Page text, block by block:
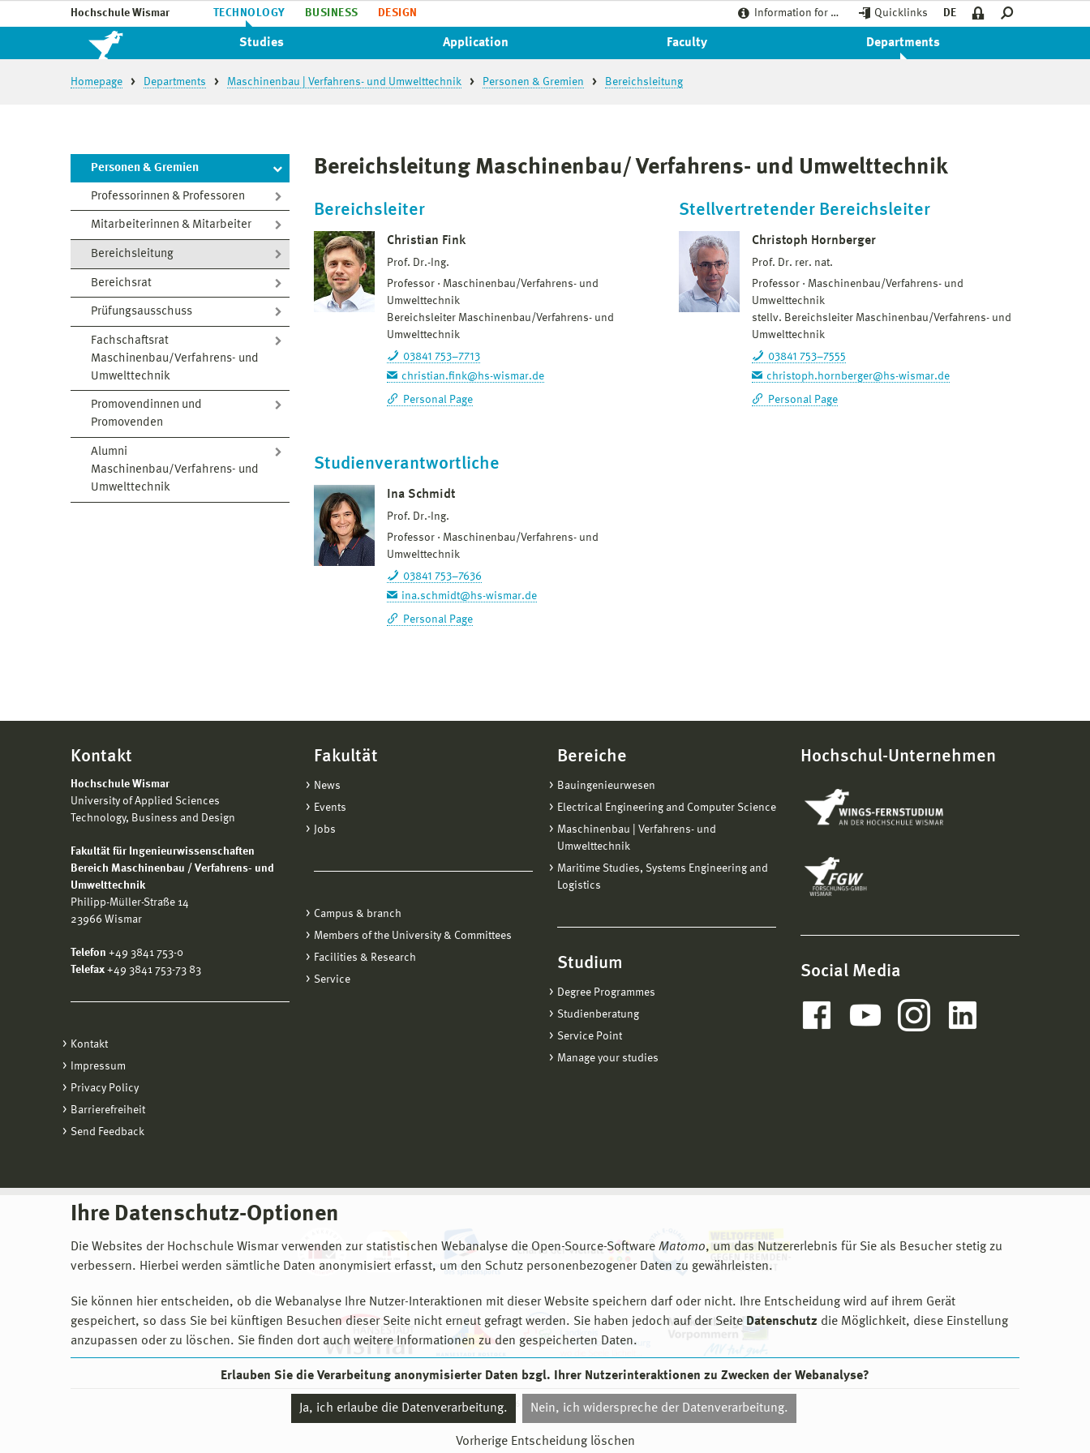
Hochschule Wismar TECHNOLOGY BUSINESS DESIGN Information for … Quicklinks DE
Studies Application Faculty Departments
Homepage Departments Maschinenbau | Verfahrens- und Umwelttechnik Personen & Gremien Bereichsleitung
Personen & Gremien
Professorinnen & Professoren
Mitarbeiterinnen & Mitarbeiter
Bereichsleitung
Bereichsrat
Prüfungsausschuss
Fachschaftsrat
Maschinenbau/Verfahrens- und
Umwelttechnik
Promovendinnen und
Promovenden
Alumni
Maschinenbau/Verfahrens- und
Umwelttechnik
Ihre Datenschutz-Optionen
Die Websites der Hochschule Wismar verwenden zur statistischen Webanalyse die Open-Source-Software Matomo, um das Nutzererlebnis für Sie als Besucher stetig zu
verbessern. Hierbei werden sämtliche Daten anonymisiert erfasst, um den Schutz personenbezogener Daten zu gewährleisten.
Sie können hier entscheiden, ob die Webanalyse Ihre Nutzer-Interaktionen mit dieser Website speichern darf oder nicht. Ihre Entscheidung wird auf ihrem Gerät
gespeichert, so dass Sie bei künftigen Besuchen dieser Seite nicht erneut gefragt werden. Sie haben jedoch auf der Seite Datenschutz die Möglichkeit, diese Einstellung
anzupassen oder zu löschen. Sie finden dort auch weitere Informationen zu den gespeicherten Daten.
Erlauben Sie die Verarbeitung anonymisierter Daten bzgl. Ihrer Nutzerinteraktionen zu Zwecken der Webanalyse?
Ja, ich erlaube die Datenverarbeitung. Nein, ich widerspreche der Datenverarbeitung.
Vorherige Entscheidung löschen
Bereichsleitung Maschinenbau/ Verfahrens- und Umwelttechnik
Bereichsleiter
Christian Fink
Prof. Dr.-Ing.
Professor
Maschinenbau/Verfahrens- und
Umwelttechnik
Bereichsleiter Maschinenbau/Verfahrens- und
Umwelttechnik
03841 753–7713
christian.fink@hs-wismar.de
Personal Page
Stellvertretender Bereichsleiter
Christoph Hornberger
Prof. Dr. rer. nat.
Professor
Maschinenbau/Verfahrens- und
Umwelttechnik
stellv. Bereichsleiter Maschinenbau/Verfahrens- und
Umwelttechnik
03841 753–7555
christoph.hornberger@hs-wismar.de
Personal Page
Studienverantwortliche
Ina Schmidt
Prof. Dr.-Ing.
Professor
Maschinenbau/Verfahrens- und
Umwelttechnik
03841 753–7636
ina.schmidt@hs-wismar.de
Personal Page
Kontakt
Hochschule Wismar
University of Applied Sciences
Technology, Business and Design
Fakultät für Ingenieurwissenschaften
Bereich Maschinenbau / Verfahrens- und
Umwelttechnik
Philipp-Müller-Straße 14
23966 Wismar
Telefon +49 3841 753-0
Telefax +49 3841 753-73 83
Kontakt
Impressum
Privacy Policy
Barrierefreiheit
Send Feedback
Fakultät
News
Events
Jobs
Campus & branch
Members of the University & Committees
Facilities & Research
Service
Bereiche
Bauingenieurwesen
Electrical Engineering and Computer Science
Maschinenbau | Verfahrens- und
Umwelttechnik
Maritime Studies, Systems Engineering and
Logistics
Studium
Degree Programmes
Studienberatung
Service Point
Manage your studies
Hochschul-Unternehmen
Social Media
© 2026 Hochschule Wismar